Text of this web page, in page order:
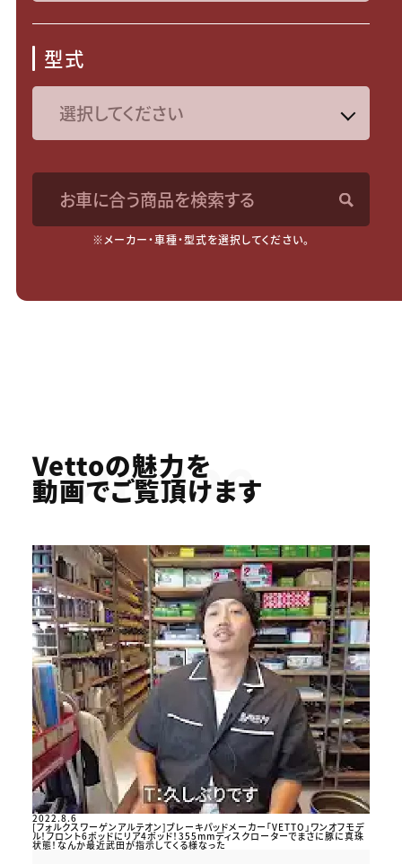
型式
お車に合う商品を検索する
※メーカー・車種・型式を選択してください。
Youtube
Vettoの魅力を
動画でご覧頂けます
2022.8.6
[フォルクスワーゲンアルテオン]ブレーキパッドメーカー「VETTO」ワンオフモデ
ル！フロント6ポッドにリア4ポッド！355mmディスクローターでまさに豚に真珠
状態！なんか最近武田が指示してくる様なった